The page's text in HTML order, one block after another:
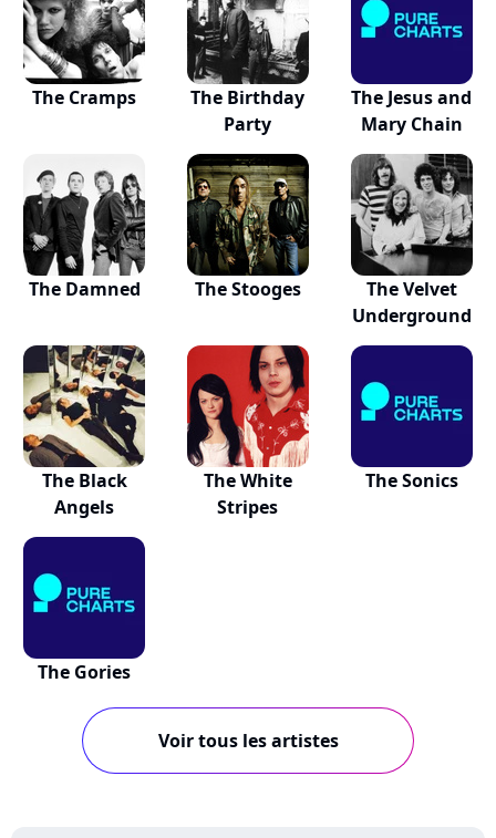
The Cramps
The Birthday
Party
The Jesus and
Mary Chain
The Damned The Stooges
The Velvet
Underground
The Black
Angels
The White
Stripes
The Sonics
The Gories
Voir tous les artistes